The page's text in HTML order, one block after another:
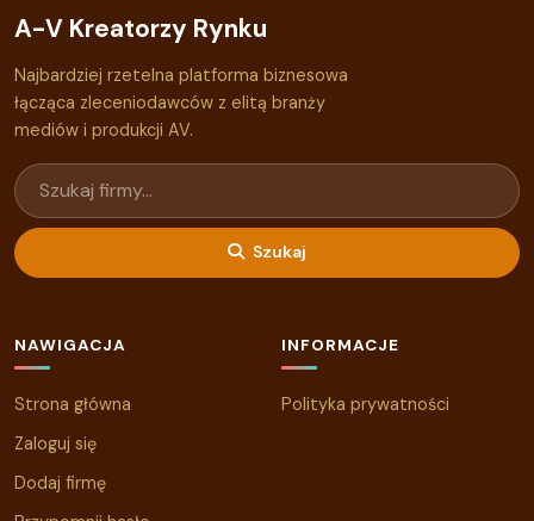
A-V Kreatorzy Rynku
Najbardziej rzetelna platforma biznesowa
łącząca zleceniodawców z elitą branży
mediów i produkcji AV.
Szukaj
NAWIGACJA
Strona główna
Zaloguj się
Dodaj firmę
INFORMACJE
Polityka prywatności